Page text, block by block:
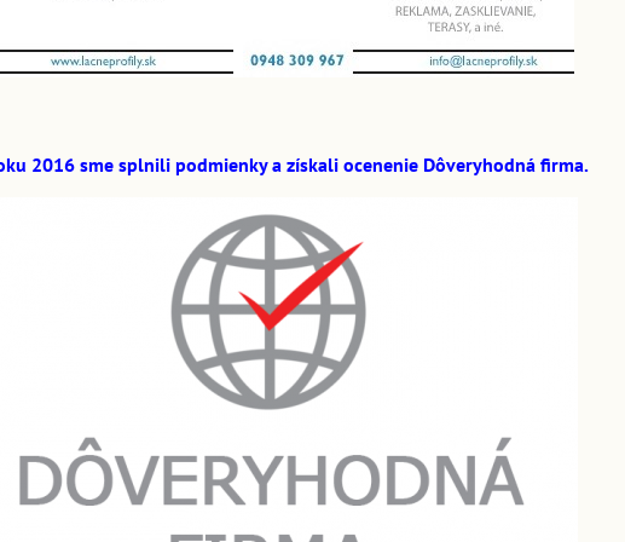
2016 sme splnili podmienky a získali ocenenie Dôveryhodná firma.